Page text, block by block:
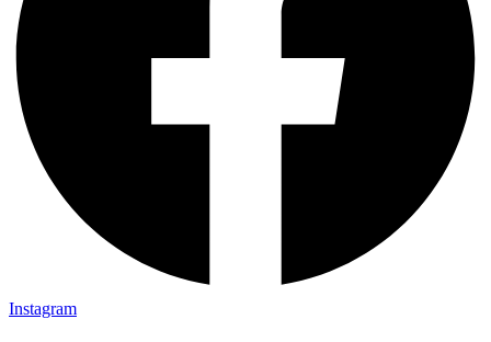
Instagram